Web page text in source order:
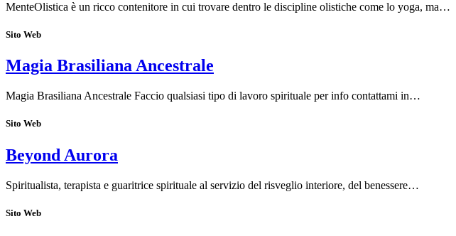
MenteOlistica è un ricco contenitore in cui trovare dentro le discipline olistiche come lo yoga, ma…
Sito Web
Magia Brasiliana Ancestrale
Magia Brasiliana Ancestrale Faccio qualsiasi tipo di lavoro spirituale per info contattami in…
Sito Web
Beyond Aurora
Spiritualista, terapista e guaritrice spirituale al servizio del risveglio interiore, del benessere…
Sito Web